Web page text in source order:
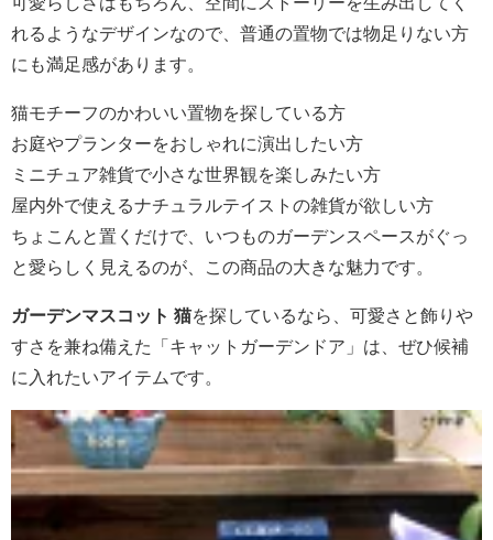
れるようなデザインなので、普通の置物では物足りない方
にも満足感があります。
猫モチーフのかわいい置物を探している方
お庭やプランターをおしゃれに演出したい方
ミニチュア雑貨で小さな世界観を楽しみたい方
屋内外で使えるナチュラルテイストの雑貨が欲しい方
ちょこんと置くだけで、いつものガーデンスペースがぐっ
と愛らしく見えるのが、この商品の大きな魅力です。
ガーデンマスコット 猫を探しているなら、可愛さと飾りや
すさを兼ね備えた「キャットガーデンドア」は、ぜひ候補
に入れたいアイテムです。